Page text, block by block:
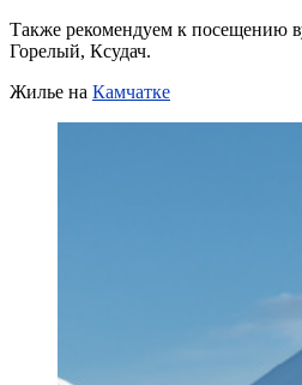
Также рекомендуем к посещению
Горелый, Ксудач.
Жилье на Камчатке